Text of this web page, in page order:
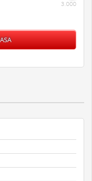
3.000